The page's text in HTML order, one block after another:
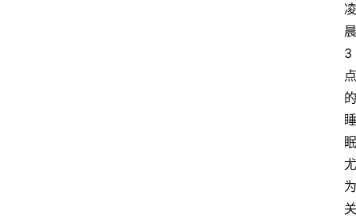
凌
晨
3
点
的
睡
眠
尤
为
关